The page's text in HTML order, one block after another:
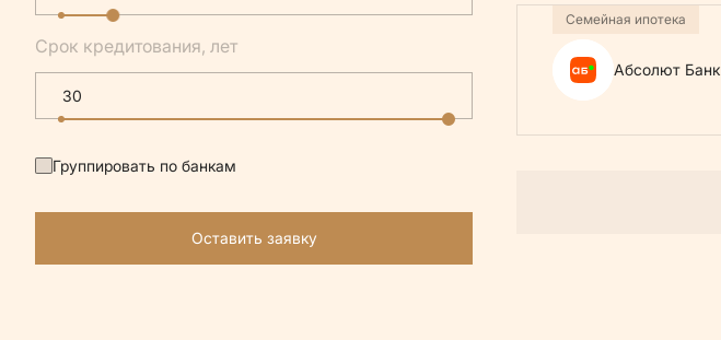
Срок кредитования, лет
Группировать по банкам
Оставить заявку
Абсолют Банк
Семейная ипотека